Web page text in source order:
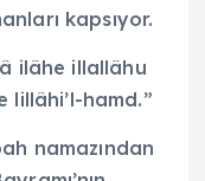
kapsıyor.
ilâhe illallâhu
lillâhi’l-hamd.”
namazından